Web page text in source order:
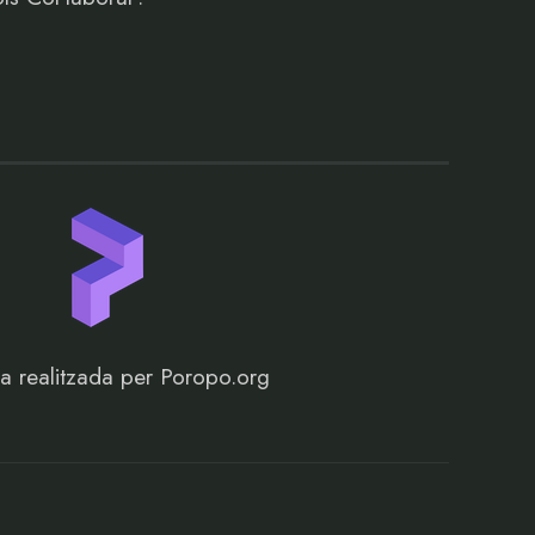
realitzada per Poropo.org